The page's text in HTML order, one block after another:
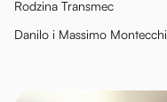
Rodzina Transmec
Danilo i Massimo Montecchi